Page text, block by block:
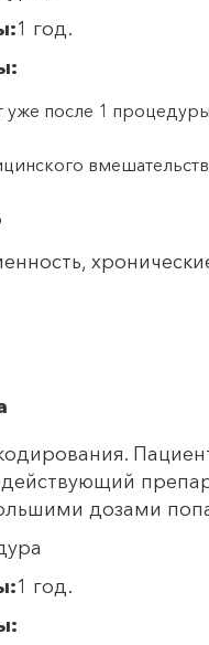
1 год.
уже после 1
дозами
1 год.